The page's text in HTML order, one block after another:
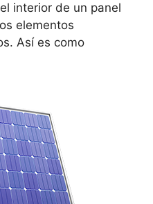
interior de un panel
elementos
Así es como